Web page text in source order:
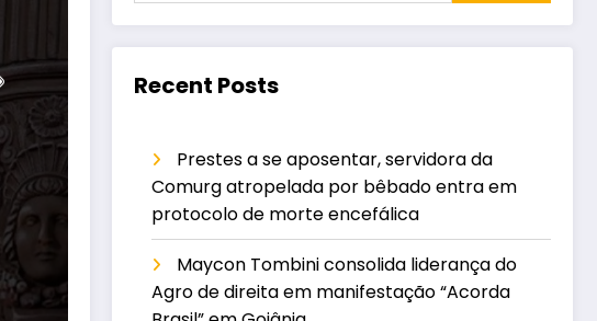
Recent Posts
Prestes a se aposentar, servidora da
Comurg atropelada por bêbado entra em
protocolo de morte encefálica
Maycon Tombini consolida liderança do
Agro de direita em manifestação “Acorda